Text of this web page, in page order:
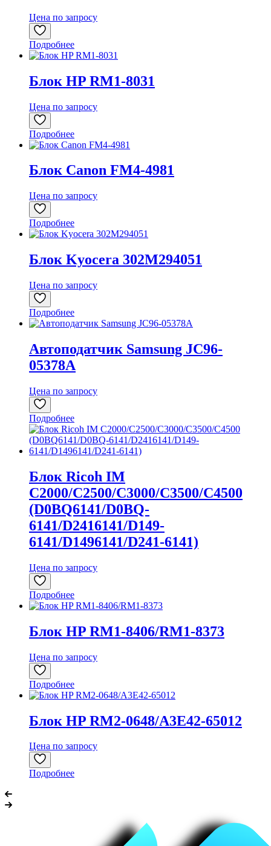
Цена по запросу
Подробнее
Блок HP RM1-8031
Цена по запросу
Подробнее
Блок Canon FM4-4981
Цена по запросу
Подробнее
Блок Kyocera 302M294051
Цена по запросу
Подробнее
Автоподатчик Samsung JC96-
05378A
Цена по запросу
Подробнее
Блок Ricoh IM
C2000/C2500/C3000/C3500/C4500
(D0BQ6141/D0BQ-
6141/D2416141/D149-
6141/D1496141/D241-6141)
Цена по запросу
Подробнее
Блок HP RM1-8406/RM1-8373
Цена по запросу
Подробнее
Блок HP RM2-0648/A3E42-65012
Цена по запросу
Подробнее